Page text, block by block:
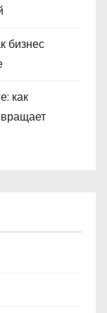
бизнес
как